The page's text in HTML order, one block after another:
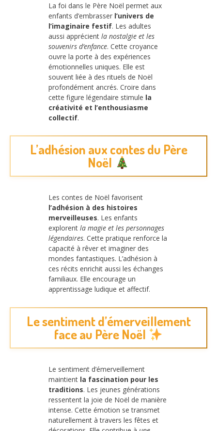
La foi dans le Père Noël permet aux
enfants d’embrasser l’univers de
l’imaginaire festif. Les adultes
aussi apprécient la nostalgie et les
souvenirs d’enfance. Cette croyance
ouvre la porte à des expériences
émotionnelles uniques. Elle est
souvent liée à des rituels de Noël
profondément ancrés. Croire dans
cette figure légendaire stimule la
créativité et l’enthousiasme
collectif.
L’adhésion aux contes du Père
Noël
Les contes de Noël favorisent
l’adhésion à des histoires
merveilleuses. Les enfants
explorent la magie et les personnages
légendaires. Cette pratique renforce la
capacité à rêver et imaginer des
mondes fantastiques. L’adhésion à
ces récits enrichit aussi les échanges
familiaux. Elle encourage un
apprentissage ludique et affectif.
Le sentiment d’émerveillement
face au Père Noël
Le sentiment d’émerveillement
maintient la fascination pour les
traditions. Les jeunes générations
ressentent la joie de Noël de manière
intense. Cette émotion se transmet
naturellement à travers les fêtes et